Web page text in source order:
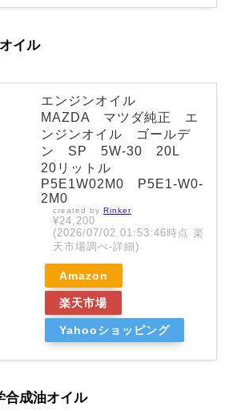
イル
エンジンオイル
MAZDA マツダ純正 エ
ンジンオイル ゴールデ
ン SP 5W-30 20L
20リットル
P5E1W02M0 P5E1-W0-
2M0
created by Rinker
¥24,200
(2026/07/02 01:53:46時点 楽
天市場調べ-詳細)
Amazon
楽天市場
Yahooショッピング
合成油オイル